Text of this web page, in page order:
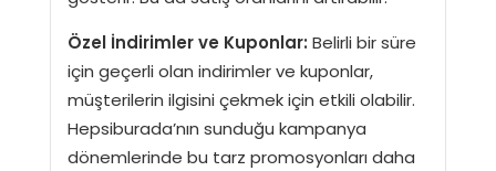
Özel İndirimler ve Kuponlar: Belirli bir süre
için geçerli olan indirimler ve kuponlar,
müşterilerin ilgisini çekmek için etkili olabilir.
Hepsiburada’nın sunduğu kampanya
dönemlerinde bu tarz promosyonları daha